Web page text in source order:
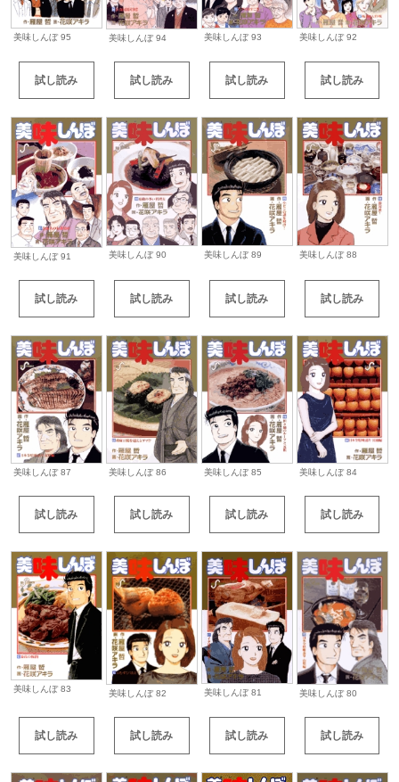
美味しんぼ 95
試し読み
美味しんぼ 94
試し読み
美味しんぼ 93
試し読み
美味しんぼ 92
試し読み
美味しんぼ 91
試し読み
美味しんぼ 90
試し読み
美味しんぼ 89
試し読み
美味しんぼ 88
試し読み
美味しんぼ 87
試し読み
美味しんぼ 86
試し読み
美味しんぼ 85
試し読み
美味しんぼ 84
試し読み
美味しんぼ 83
試し読み
美味しんぼ 82
試し読み
美味しんぼ 81
試し読み
美味しんぼ 80
試し読み